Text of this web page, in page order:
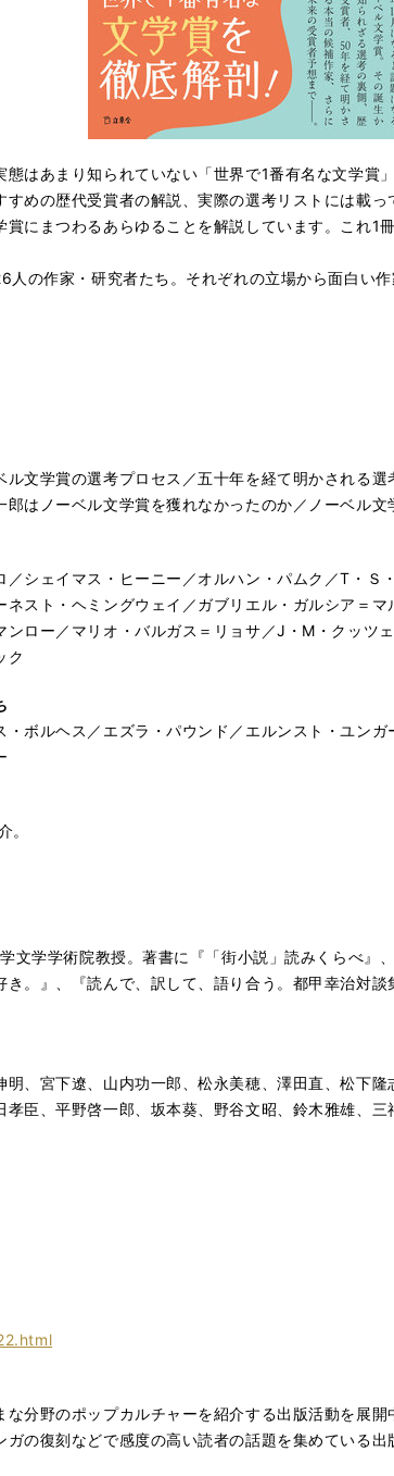
はあまり知られていない「世界で1番有名な文学賞
めの歴代受賞者の解説、実際の選考リストには載
賞にまつわるあらゆることを解説しています。これ
人の作家・研究者たち。それぞれの立場から面白い
文学賞の選考プロセス／五十年を経て明かされる
はノーベル文学賞を獲れなかったのか／ノーベル文
／シェイマス・ヒーニー／オルハン・パムク／T・
スト・ヘミングウェイ／ガブリエル・ガルシア＝
ンロー／マリオ・バルガス＝リョサ／J・M・クッツ
ク
ボルヘス／エズラ・パウンド／エルンスト・ユン
。
文学学術院教授。著書に『「街小説」読みくらべ』
。』、『読んで、訳して、語り合う。都甲幸治対
、宮下遼、山内功一郎、松永美穂、澤田直、松下
臣、平野啓一郎、坂本葵、野谷文昭、鈴木雅雄、
分野のポップカルチャーを紹介する出版活動を展
の復刻などで感度の高い読者の話題を集めている出